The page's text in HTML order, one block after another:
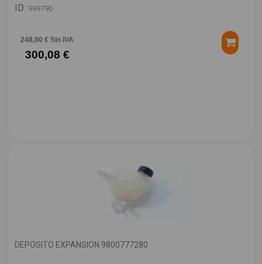
ID: 999790
248,00 € Sin IVA
300,08 €
DEPOSITO EXPANSION 9800777280